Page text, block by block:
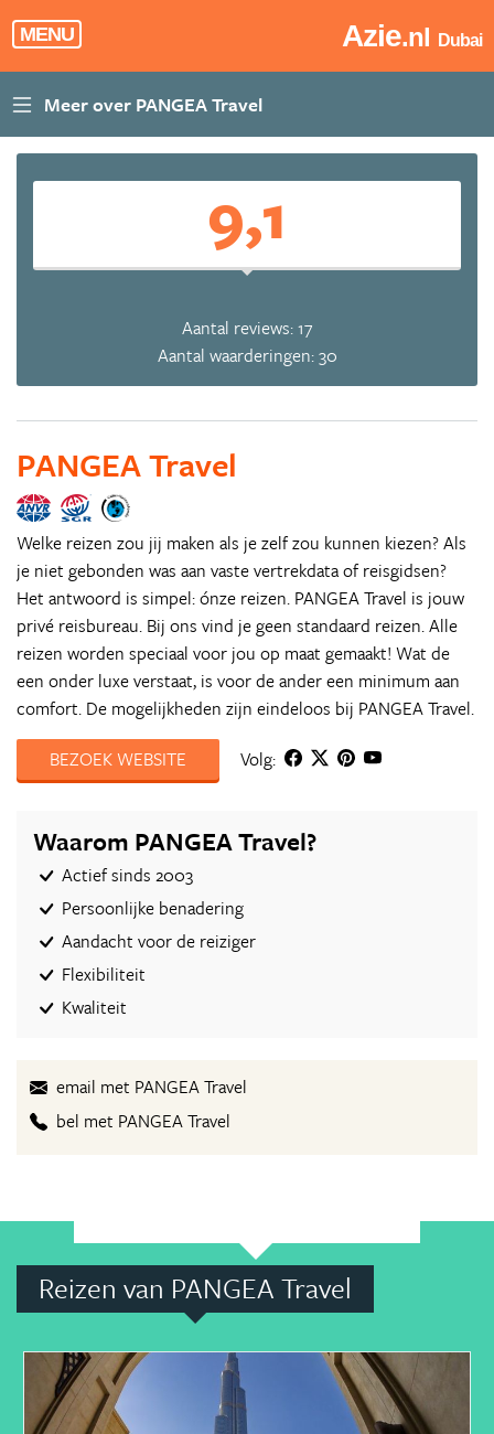
MENU Azie.nl Dubai
9,1
Aantal reviews: 17
Aantal waarderingen: 30
PANGEA Travel
Welke reizen zou jij maken als je zelf zou kunnen kiezen? Als
je niet gebonden was aan vaste vertrekdata of reisgidsen?
Het antwoord is simpel: ónze reizen. PANGEA Travel is jouw
privé reisbureau. Bij ons vind je geen standaard reizen. Alle
reizen worden speciaal voor jou op maat gemaakt! Wat de
een onder luxe verstaat, is voor de ander een minimum aan
comfort. De mogelijkheden zijn eindeloos bij PANGEA Travel.
BEZOEK WEBSITE
Volg:
Waarom PANGEA Travel?
Actief sinds 2003
Persoonlijke benadering
Aandacht voor de reiziger
Flexibiliteit
Kwaliteit
email met PANGEA Travel
bel met PANGEA Travel
Reizen van PANGEA Travel